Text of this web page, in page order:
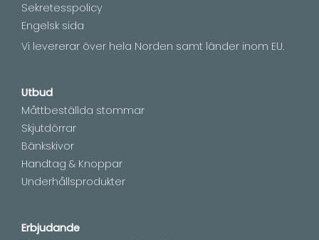
Sekretesspolicy
Engelsk sida
Vi levererar över hela Norden samt länder inom EU.
Utbud
Måttbeställda stommar
Skjutdörrar
Bänkskivor
Handtag & Knoppar
Underhållsprodukter
Erbjudande